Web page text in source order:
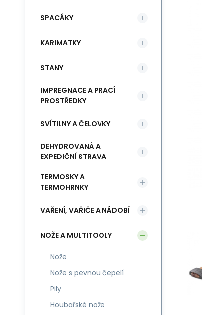
SPACÁKY
KARIMATKY
STANY
IMPREGNACE A PRACÍ
PROSTŘEDKY
SVÍTILNY A ČELOVKY
DEHYDROVANÁ A
EXPEDIČNÍ STRAVA
TERMOSKY A
TERMOHRNKY
VAŘENÍ, VAŘIČE A NÁDOBÍ
NOŽE A MULTITOOLY
Nože
Nože s pevnou čepelí
Pily
Houbařské nože